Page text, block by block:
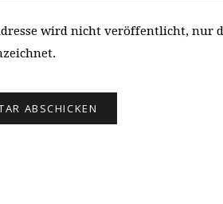
wird nicht veröffentlicht, nur